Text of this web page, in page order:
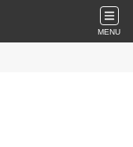
MENU